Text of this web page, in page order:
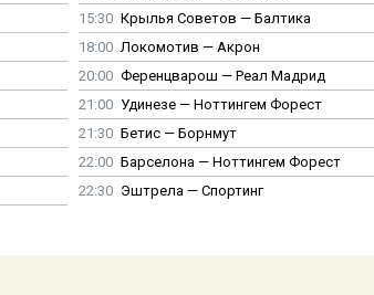
15:30 Крылья Советов — Балтика
18:00 Локомотив — Акрон
20:00 Ференцварош — Реал Мадрид
21:00 Удинезе — Ноттингем Форест
21:30 Бетис — Борнмут
22:00 Барселона — Ноттингем Форест
22:30 Эштрела — Спортинг